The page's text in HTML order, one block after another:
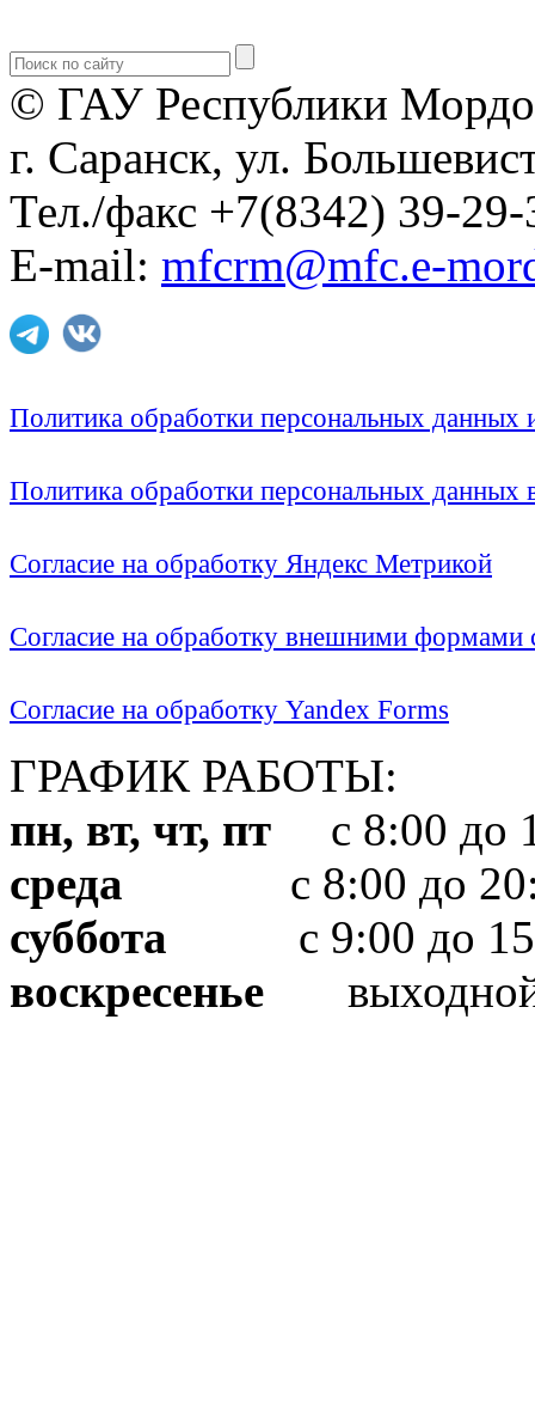
© ГАУ Республики
г. Саранск, ул.
Тел./факс +7(8342) 39-29-
E-mail: mfcrm@mfc.e-
Политика обработки персональных
Политика обработки персональных
Согласие на обработку Яндекс Метрикой
Согласие на обработку внешними формами
Согласие на обработку Yandex Forms
ГРАФИК РАБОТЫ:
пн, вт, чт, пт с 8:00 до
среда с 8:00 до
суббота с 9:00 до
воскресенье